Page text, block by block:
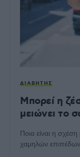
ΔΙΑΒΉΤΗΣ
Μπορεί η
μειώνει το
Ποια είναι η
χαμηλών